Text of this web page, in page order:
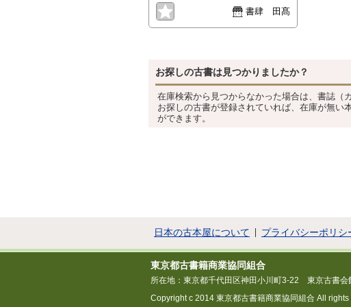
https://www.shoshitakou.com/items/104778254
書肆 田髙
お探しの古書は見つかりましたか？
在庫検索から見つからなかった場合は、書誌（
お探しの古書が登録されていれば、在庫が無い
ができます。
日本の古本屋について プライバシーポリシ
東京都古書籍商業協同組合
所在地：東京都千代田区神田小川町3-22 東京古書会
Copyright c 2014 東京都古書籍商業協同組合 All rights